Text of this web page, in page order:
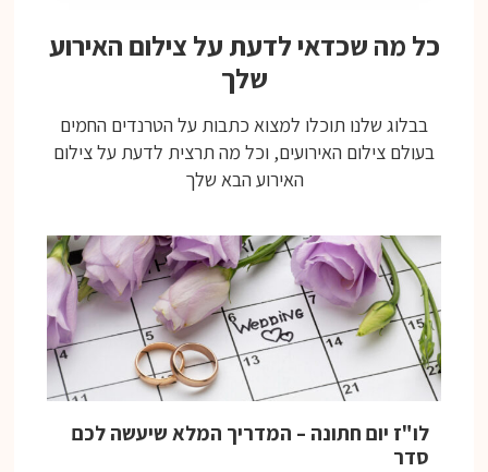
כל מה שכדאי לדעת על צילום האירוע
שלך
בבלוג שלנו תוכלו למצוא כתבות על הטרנדים החמים
בעולם צילום האירועים, וכל מה תרצית לדעת על צילום
האירוע הבא שלך
לו"ז יום חתונה – המדריך המלא שיעשה לכם
סדר